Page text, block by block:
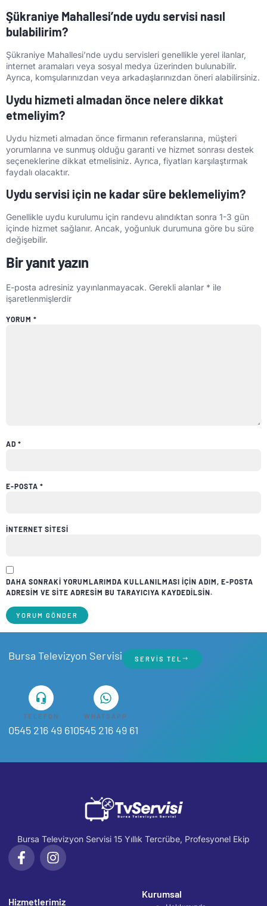
Şükraniye Mahallesi’nde uydu servisi nasıl
bulabilirim?
Şükraniye Mahallesi’nde uydu servisleri genellikle yerel ilanlar,
internet aramaları veya sosyal medya üzerinden bulunabilir.
Ayrıca, komşularınızdan veya arkadaşlarınızdan öneri alabilirsiniz.
Uydu hizmeti almadan önce nelere dikkat
etmeliyim?
Uydu hizmeti almadan önce firmanın referanslarına, müşteri
yorumlarına ve sunmuş olduğu garanti ve hizmet sonrası destek
seçeneklerine dikkat etmelisiniz. Ayrıca, fiyatları karşılaştırmak
faydalı olacaktır.
Uydu servisi için ne kadar süre beklemeliyim?
Genellikle uydu kurulumu için randevu alındıktan sonra 1-3 gün
içinde hizmet sağlanır. Ancak, yoğunluk durumuna göre bu süre
değişebilir.
Bir yanıt yazın
E-posta adresiniz yayınlanmayacak. Gerekli alanlar * ile
işaretlenmişlerdir
YORUM *
AD *
E-POSTA *
İNTERNET SITESI
DAHA SONRAKI YORUMLARIMDA KULLANILMASI IÇIN ADIM, E-POSTA
ADRESIM VE SITE ADRESIM BU TARAYICIYA KAYDEDILSIN.
Bursa Televizyon Servisi SERVIS TEL
TELEFON
0545 216 49 61
WHATSAPP
0545 216 49 61
Bursa Televizyon Servisi 15 Yıllık Tercrübe, Profesyonel Ekip
Hizmetlerimiz
Kurumsal